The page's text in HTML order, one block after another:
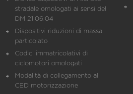
stradale omologati ai sensi del
DM 21.06.04
Dispositivi riduzioni di massa
particolato
Codici immatricolativi di
ciclomotori omologati
Modalità di collegamento al
CED motorizzazione